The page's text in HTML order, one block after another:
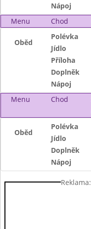
Nápoj
Menu
Chod
Oběd
Polévka
Jídlo
Příloha
Doplněk
Nápoj
Menu
Chod
Oběd
Polévka
Jídlo
Doplněk
Nápoj
Reklama: